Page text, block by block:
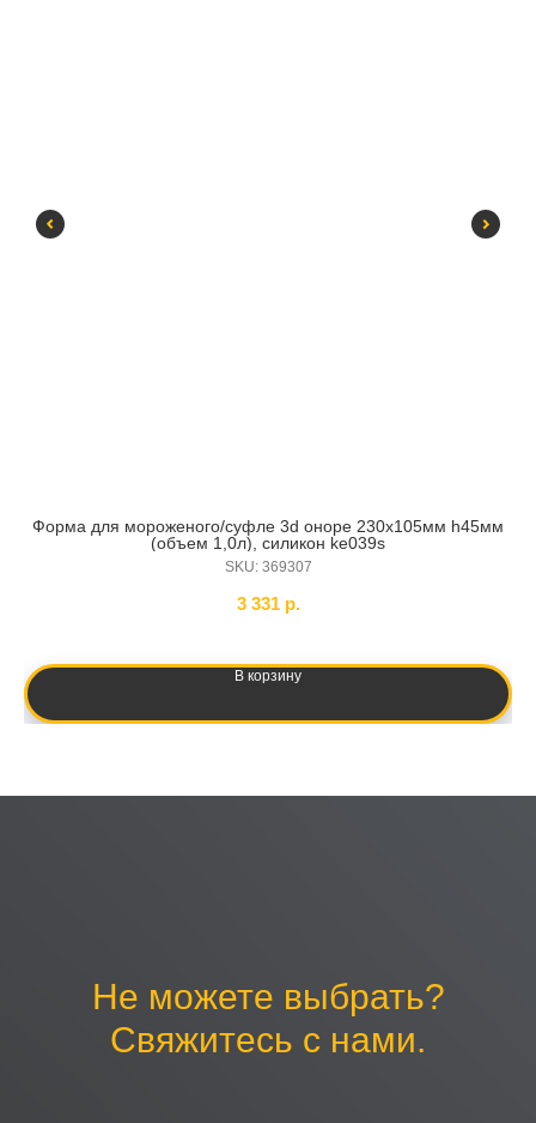
Форма для мороженого/суфле 3d оноре 230х105мм h45мм
(объем 1,0л), силикон ke039s
SKU: 369307
3 331 р.
В корзину
Не можете выбрать?
Свяжитесь с нами.